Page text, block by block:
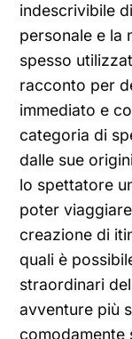
indescrivibile
personale e la
spesso
racconto per
immediato e
categoria di
dalle sue
lo spettatore
poter
creazione di
quali è
straordinari
avventure più
comodamente